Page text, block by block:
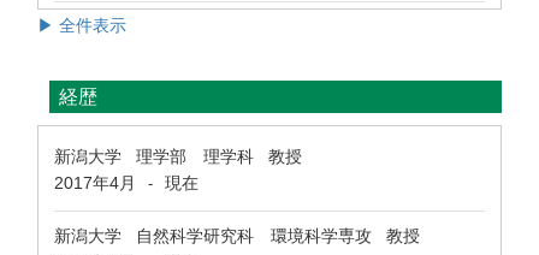
▶ 全件表示
経歴
新潟大学 理学部 理学科 教授
2017年4月
- 現在
新潟大学 自然科学研究科 環境科学専攻 教授